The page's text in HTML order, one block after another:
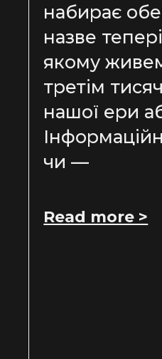
набирає
назве
якому
третім
нашої ери
чи —
Read more >